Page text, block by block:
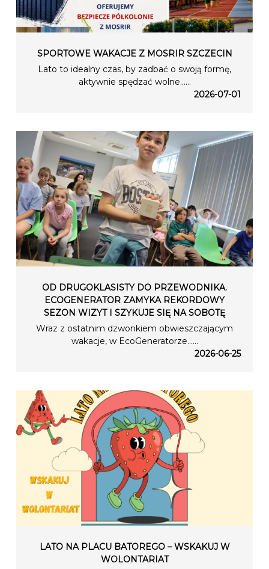
SPORTOWE WAKACJE Z MOSRIR SZCZECIN
Lato to idealny czas, by zadbać o swoją formę,
aktywnie spędzać wolne…...
2026-07-01
OD DRUGOKLASISTY DO PRZEWODNIKA.
ECOGENERATOR ZAMYKA REKORDOWY
SEZON WIZYT I SZYKUJE SIĘ NA SOBOTĘ
Wraz z ostatnim dzwonkiem obwieszczającym
wakacje, w EcoGeneratorze…...
2026-06-25
LATO NA PLACU BATOREGO – WSKAKUJ W
WOLONTARIAT